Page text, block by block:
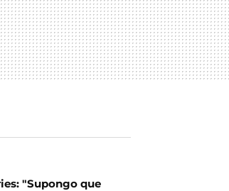
"Supongo que